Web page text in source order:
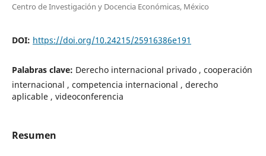
Centro de Investigación y Docencia Económicas, México
DOI: https://doi.org/10.24215/25916386e191
Palabras clave: Derecho internacional privado , cooperación
internacional , competencia internacional , derecho
aplicable , videoconferencia
Resumen